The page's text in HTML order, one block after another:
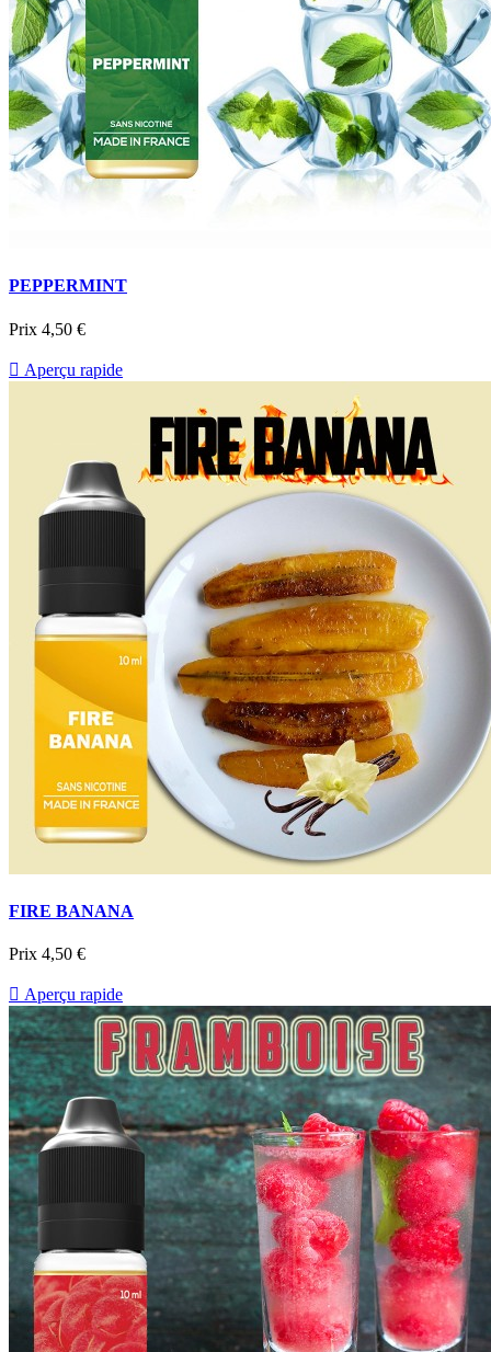
PEPPERMINT
Prix 4,50 €
 Aperçu rapide
FIRE BANANA
Prix 4,50 €
 Aperçu rapide